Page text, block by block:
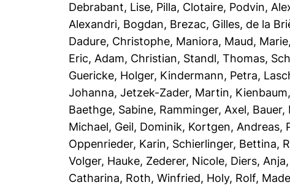
Debrabant, Lise, Pilla, Clotaire, Podvin,
Alexandri, Bogdan, Brezac, Gilles, de la
Dadure, Christophe, Maniora, Maud,
Eric, Adam, Christian, Standl, Thomas,
Guericke, Holger, Kindermann, Petra,
Johanna,Jetzek-Zader, Martin,
Baethge, Sabine, Ramminger, Axel, Bauer,
Michael, Geil, Dominik, Kortgen, Andreas,
Oppenrieder, Karin, Schierlinger, Bettina,
Volger, Hauke, Zederer, Nicole, Diers, Anja,
Catharina, Roth, Winfried, Holy, Rolf,